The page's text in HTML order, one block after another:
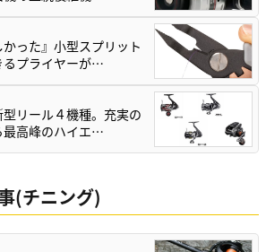
かった』小型スプリット
るプライヤーが…
リール４機種。充実の
最高峰のハイエ…
(チニング)